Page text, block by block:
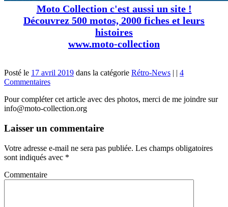
Moto Collection c'est aussi un site !
Découvrez 500 motos, 2000 fiches et leurs
histoires
www.moto-collection
Posté le 17 avril 2019 dans la catégorie Rétro-News | | 4
Commentaires
Pour compléter cet article avec des photos, merci de me joindre sur
info@moto-collection.org
Laisser un commentaire
Votre adresse e-mail ne sera pas publiée. Les champs obligatoires
sont indiqués avec *
Commentaire